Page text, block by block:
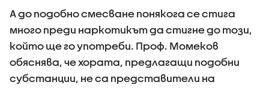
А до подобно смесване понякога се стига
много преди наркотикът да стигне до този,
който ще го употреби. Проф. Момеков
обяснява, че хората, предлагащи подобни
субстанции, не са представители на